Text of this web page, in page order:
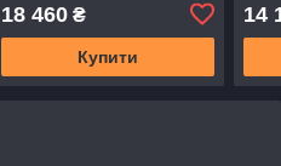
ДСП 181х52х236
(42005286) (DRS-012141)
18 460₴
Купити
14